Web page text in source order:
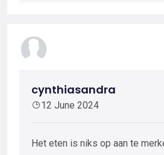
cynthiasandra
12 June 2024
Het eten is niks op aan te